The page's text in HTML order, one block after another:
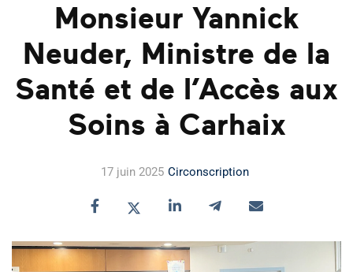
Monsieur Yannick
Neuder, Ministre de la
Santé et de l’Accès aux
Soins à Carhaix
17 juin 2025 Circonscription